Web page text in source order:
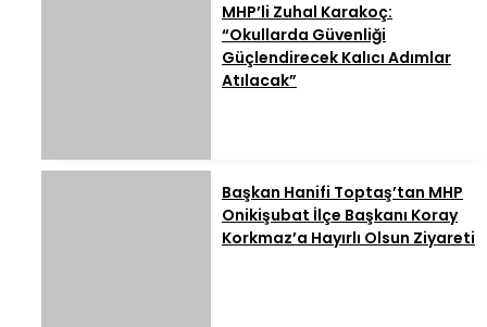
MHP’li Zuhal Karakoç:
“Okullarda Güvenliği
Güçlendirecek Kalıcı Adımlar
Atılacak”
Başkan Hanifi Toptaş’tan MHP
Onikişubat İlçe Başkanı Koray
Korkmaz’a Hayırlı Olsun Ziyareti